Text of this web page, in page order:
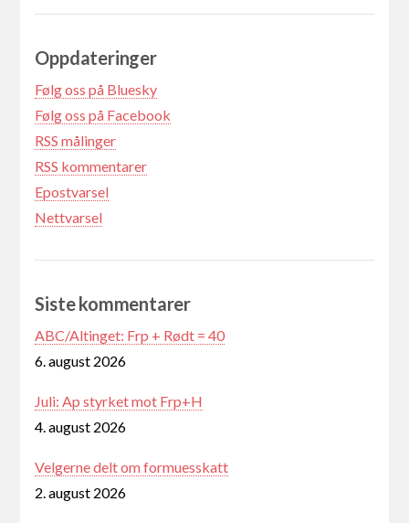
Oppdateringer
Følg oss på Bluesky
Følg oss på Facebook
RSS målinger
RSS kommentarer
Epostvarsel
Nettvarsel
Siste kommentarer
ABC/Altinget: Frp + Rødt = 40
6. august 2026
Juli: Ap styrket mot Frp+H
4. august 2026
Velgerne delt om formuesskatt
2. august 2026